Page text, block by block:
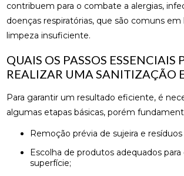
contribuem para o combate a alergias,
doenças respiratórias, que são comuns em
limpeza insuficiente.
QUAIS OS PASSOS ESSENCIAIS
REALIZAR UMA SANITIZAÇÃO
Para garantir um resultado eficiente, é
algumas etapas básicas, porém
Remoção prévia de sujeira e resíduos
Escolha de produtos adequados para cada tipo de
superfície;